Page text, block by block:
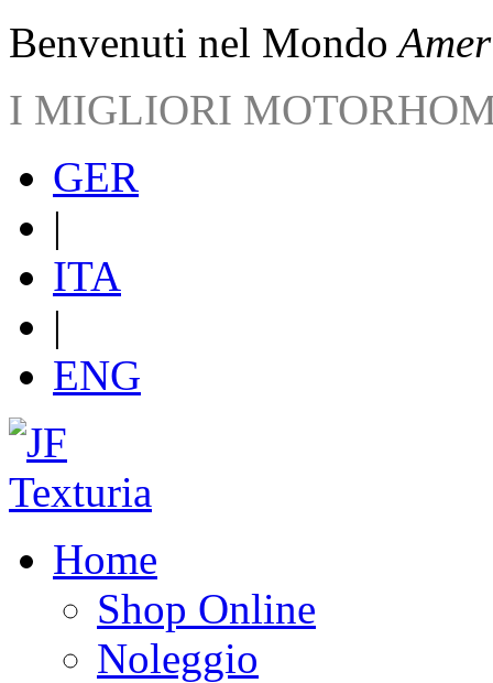
Benvenuti nel Mondo
I MIGLIORI
GER
|
ITA
|
ENG
Home
Shop Online
Noleggio